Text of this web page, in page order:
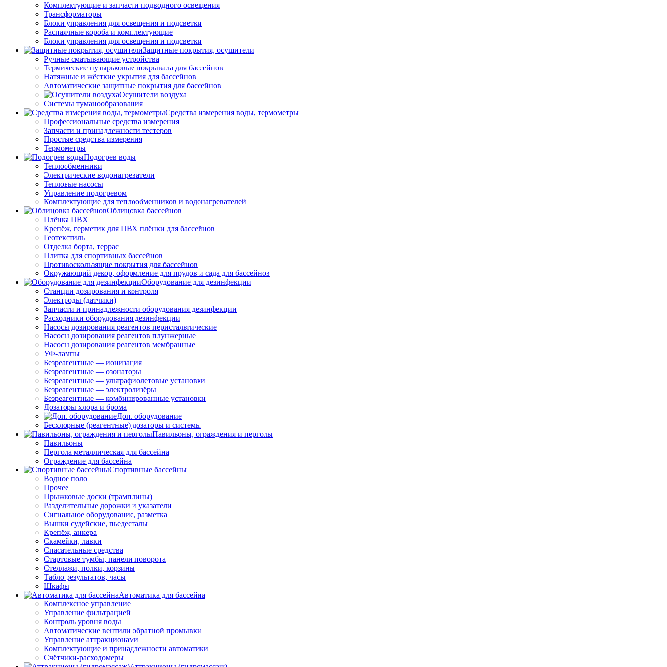
Комплектующие и запчасти подводного освещения
Трансформаторы
Блоки управления для освещения и подсветки
Распаячные короба и комплектующие
Блоки управления для освещения и подсветки
Защитные покрытия, осушители
Ручные сматывающие устройства
Термические пузырьковые покрывала для бассейнов
Натяжные и жёсткие укрытия для бассейнов
Автоматические защитные покрытия для бассейнов
Осушители воздуха
Системы туманообразования
Средства измерения воды, термометры
Профессиональные средства измерения
Запчасти и принадлежности тестеров
Простые средства измерения
Термометры
Подогрев воды
Теплообменники
Электрические водонагреватели
Тепловые насосы
Управление подогревом
Комплектующие для теплообменников и водонагревателей
Облицовка бассейнов
Плёнка ПВХ
Крепёж, герметик для ПВХ плёнки для бассейнов
Геотекстиль
Отделка борта, террас
Плитка для спортивных бассейнов
Противоскользящие покрытия для бассейнов
Окружающий декор, оформление для прудов и сада для бассейнов
Оборудование для дезинфекции
Станции дозирования и контроля
Электроды (датчики)
Запчасти и принадлежности оборудования дезинфекции
Расходники оборудования дезинфекции
Насосы дозирования реагентов перистальтические
Насосы дозирования реагентов плунжерные
Насосы дозирования реагентов мембранные
УФ-лампы
Безреагентные — ионизация
Безреагентные — озонаторы
Безреагентные — ультрафиолетовые установки
Безреагентные — электролизёры
Безреагентные — комбинированные установки
Дозаторы хлора и брома
Доп. оборудование
Бесхлорные (реагентные) дозаторы и системы
Павильоны, ограждения и перголы
Павильоны
Пергола металлическая для бассейна
Ограждение для бассейна
Спортивные бассейны
Водное поло
Прочее
Прыжковые доски (трамплины)
Разделительные дорожки и указатели
Cигнальное оборудование, разметка
Вышки судейские, пьедесталы
Крепёж, анкера
Скамейки, лавки
Спасательные средства
Стартовые тумбы, панели поворота
Стеллажи, полки, корзины
Табло результатов, часы
Шкафы
Автоматика для бассейна
Комплексное управление
Управление фильтрацией
Контроль уровня воды
Автоматические вентили обратной промывки
Управление аттракционами
Комплектующие и принадлежности автоматики
Счётчики-расходомеры